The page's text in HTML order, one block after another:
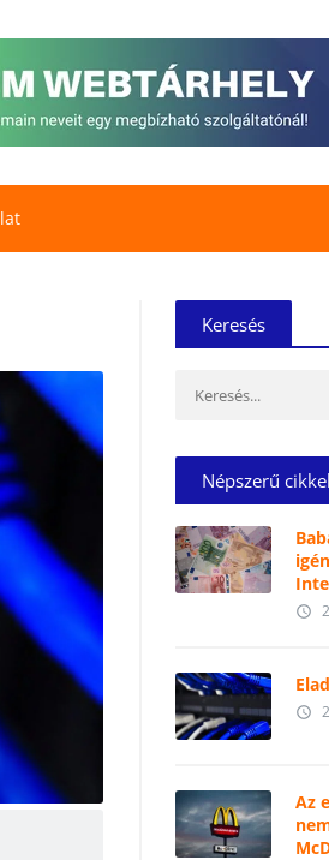
Keresés
Népszerű
access_time
access_time
Az